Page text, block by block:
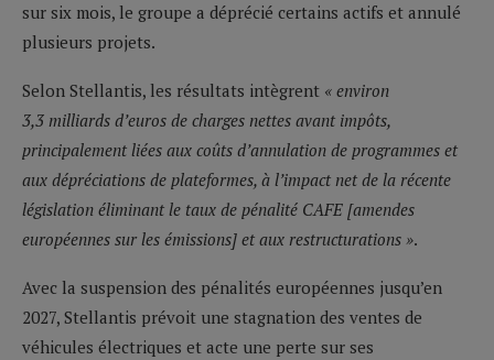
sur six mois, le groupe a déprécié certains actifs et annulé
plusieurs projets.
Selon Stellantis, les résultats intègrent « environ
3,3 milliards d’euros de charges nettes avant impôts,
principalement liées aux coûts d’annulation de programmes et
aux dépréciations de plateformes, à l’impact net de la récente
législation éliminant le taux de pénalité CAFE [amendes
européennes sur les émissions] et aux restructurations ».
Avec la suspension des pénalités européennes jusqu’en
2027, Stellantis prévoit une stagnation des ventes de
véhicules électriques et acte une perte sur ses